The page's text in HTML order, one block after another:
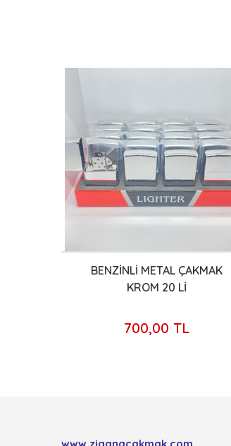
BENZİNLİ METAL ÇAKMAK
KROM 20 Lİ
700,00 TL